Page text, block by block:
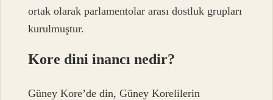
ortak olarak parlamentolar arası dostluk grupları
kurulmuştur.
Kore dini inancı nedir?
Güney Kore’de din, Güney Korelilerin